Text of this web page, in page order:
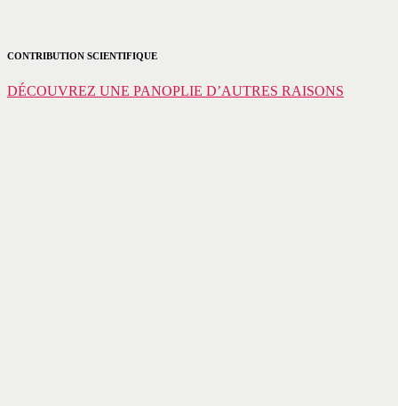
CONTRIBUTION SCIENTIFIQUE
DÉCOUVREZ UNE PANOPLIE D’AUTRES RAISONS